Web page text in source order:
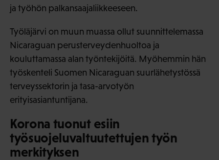
ja työhön palkansaajaliikkeeseen.
Työläjärvi on muun muassa ollut suunnittelemassa
Nicaraguan perusterveydenhuoltoa ja
kouluttamassa alan työntekijöitä. Myöhemmin hän
työskenteli Suomen Nicaraguan suurlähetystössä
terveyssektorin ja tasa-arvotyön
erityisasiantuntijana.
Korona tuonut esiin
työsuojeluvaltuutettujen työn
merkityksen